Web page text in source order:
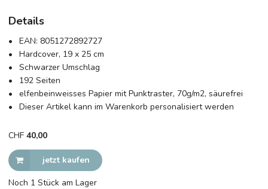
Details
EAN: 8051272892727
Hardcover, 19 x 25 cm
Schwarzer Umschlag
192 Seiten
elfenbeinweisses Papier mit Punktraster, 70g/m2, säurefrei
Dieser Artikel kann im Warenkorb personalisiert werden
CHF 40,00
jetzt kaufen
Noch 1 Stück am Lager